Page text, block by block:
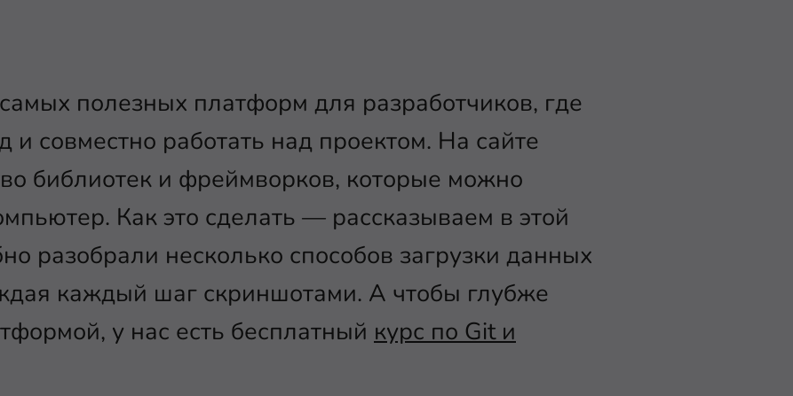
полезных платформ для разработчиков, где
и совместно работать над проектом. На сайте
библиотек и фреймворков, которые можно
Как это сделать — рассказываем в этой
разобрали несколько способов загрузки данных
каждый шаг скриншотами. А чтобы глубже
у нас есть бесплатный курс по Git и